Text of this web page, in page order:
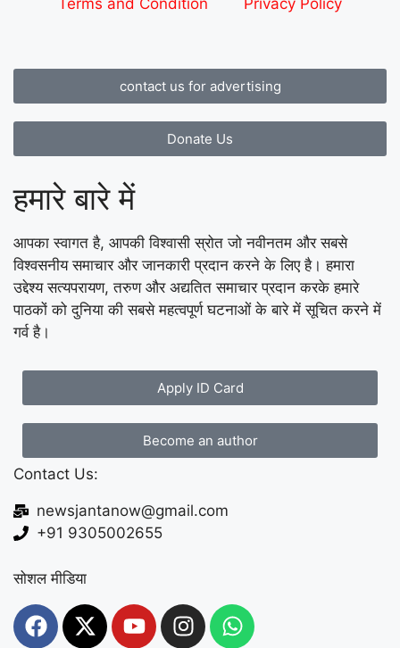
contact us for advertising
Donate Us
हमारे बारे में
आपका स्वागत है, आपकी विश्वासी स्रोत जो नवीनतम और सबसे
विश्वसनीय समाचार और जानकारी प्रदान करने के लिए है। हमारा
उद्देश्य सत्यपरायण, तरुण और अद्यतित समाचार प्रदान करके हमारे
पाठकों को दुनिया की सबसे महत्वपूर्ण घटनाओं के बारे में सूचित करने में
गर्व है।
Apply ID Card
Become an author
Contact Us:
newsjantanow@gmail.com
+91 9305002655
सोशल मीडिया